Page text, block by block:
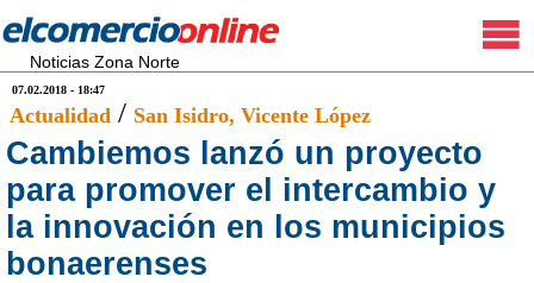
Noticias Zona Norte
07.02.2018 - 18:47
Actualidad / San Isidro, Vicente López
Cambiemos lanzó un proyecto
para promover el intercambio y
la innovación en los municipios
bonaerenses